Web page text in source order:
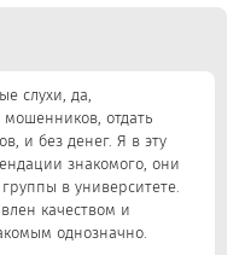
слухи, да,
отдать
и без денег. Я в эту
знакомого, они
в университете.
качеством и
однозначно.